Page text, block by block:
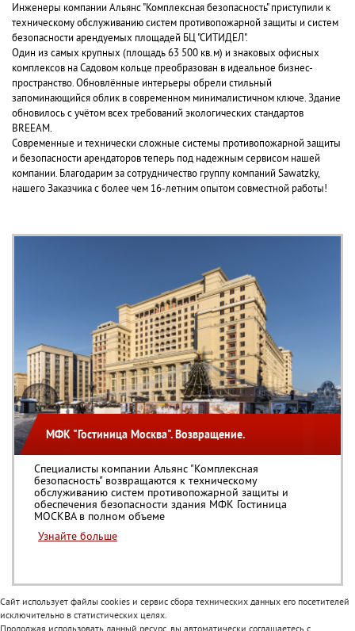
Инженеры компании Альянс "Комплексная безопасность" приступили к
техническому обслуживанию систем противопожарной защиты и систем
безопасности арендуемых площадей БЦ "СИТИДЕЛ".
Один из самых крупных (площадь 63 500 кв.м) и знаковых офисных
комплексов на Садовом кольце преобразован в идеальное бизнес-
пространство. Обновлённые интерьеры обрели стильный
запоминающийся облик в современном минималистичном ключе. Здание
обновилось с учётом всех требований экологических стандартов
BREEAM.
Современные и технически сложные системы противопожарной защиты
и безопасности арендаторов теперь под надежным сервисом нашей
компании. Благодарим за сотрудничество группу компаний Sawatzky,
нашего Заказчика с более чем 16-летним опытом совместной работы!
МФК "Гостиница Москва". Возвращение.
Специалисты компании Альянс "Комплексная
безопасность" возвращаются к техническому
обслуживанию систем противопожарной защиты и
обеспечения безопасности здания МФК Гостиница
МОСКВА в полном объеме
Узнайте больше
Сайт использует файлы cookies и сервис сбора технических данных его посетителей
исключительно в статистических целях.
Продолжая использовать данный ресурс, вы автоматически соглашаетесь с